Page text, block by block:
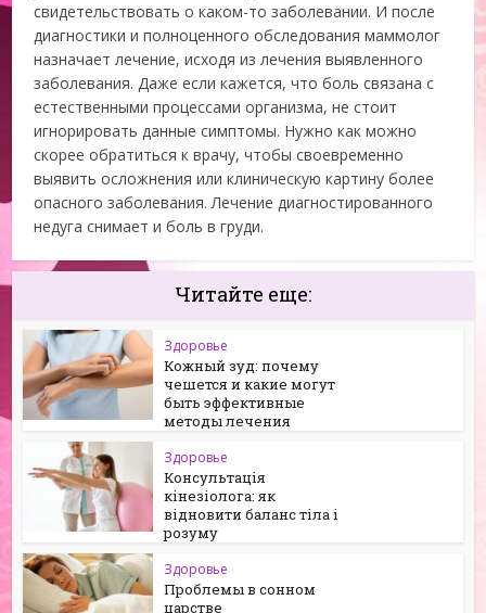
свидетельствовать о каком-то заболевании. И после
диагностики и полноценного обследования маммолог
назначает лечение, исходя из лечения выявленного
заболевания. Даже если кажется, что боль связана с
естественными процессами организма, не стоит
игнорировать данные симптомы. Нужно как можно
скорее обратиться к врачу, чтобы своевременно
выявить осложнения или клиническую картину более
опасного заболевания. Лечение диагностированного
недуга снимает и боль в груди.
Читайте еще:
Здоровье
Кожный зуд: почему
чешется и какие могут
быть эффективные
методы лечения
Здоровье
Консультація
кінезіолога: як
відновити баланс тіла і
розуму
Здоровье
Проблемы в сонном
царстве